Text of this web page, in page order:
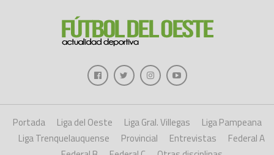
Portada Liga del Oeste Liga Gral. Villegas
Liga Pampeana
Liga Trenquelauquense
Provincial Entrevistas
Federal A